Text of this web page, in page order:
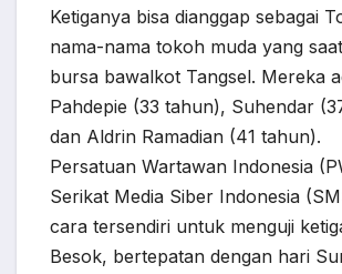
Ketiganya bisa dianggap sebagai
nama-nama tokoh muda yang
bursa bawalkot Tangsel. Mereka
Pahdepie (33 tahun), Suhendar
dan Aldrin Ramadian (41 tahun).
Persatuan Wartawan Indonesia
Serikat Media Siber Indonesia
cara tersendiri untuk menguji
Besok, bertepatan dengan hari